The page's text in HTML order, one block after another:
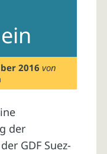
2016 von
der
GDF Suez-